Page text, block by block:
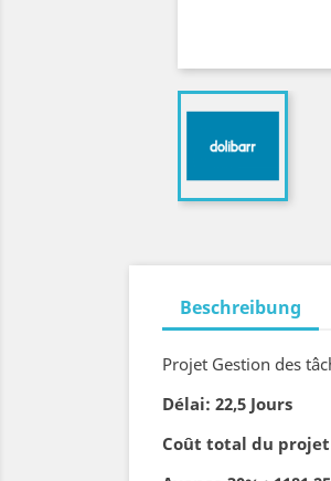
Beschreibung
Projet Gestion des
Délai: 22,5 Jours
Coût total du projet